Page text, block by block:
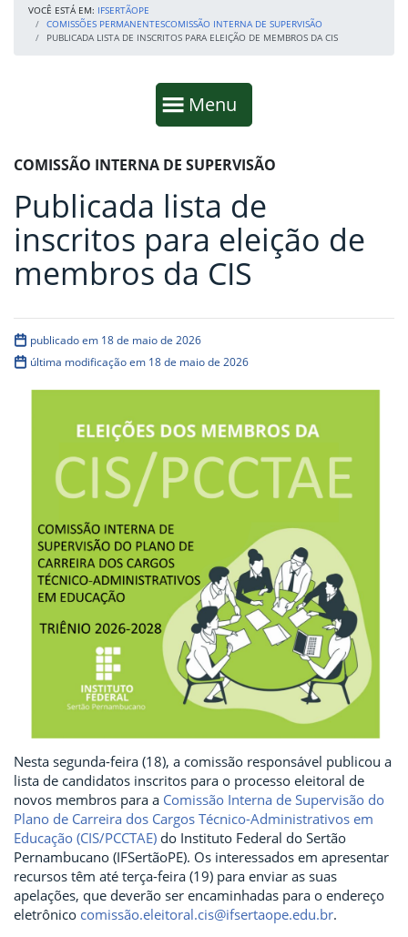
VOCÊ ESTÁ EM: IFSERTÃOPE
COMISSÕES PERMANENTESCOMISSÃO INTERNA DE SUPERVISÃO
PUBLICADA LISTA DE INSCRITOS PARA ELEIÇÃO DE MEMBROS DA CIS
Mostrar
Menu
Fim da navegação
Início do conteúdo
COMISSÃO INTERNA DE SUPERVISÃO
Publicada lista de
inscritos para eleição de
membros da CIS
publicado em 18 de maio de 2026
última modificação em 18 de maio de 2026
Nesta segunda-feira (18), a comissão responsável publicou a
lista de candidatos inscritos para o processo eleitoral de
novos membros para a Comissão Interna de Supervisão do
Plano de Carreira dos Cargos Técnico-Administrativos em
Educação (CIS/PCCTAE) do Instituto Federal do Sertão
Pernambucano (IFSertãoPE). Os interessados em apresentar
recursos têm até terça-feira (19) para enviar as suas
apelações, que deverão ser encaminhadas para o endereço
eletrônico comissão.eleitoral.cis@ifsertaope.edu.br.